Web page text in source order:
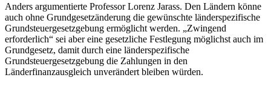
Anders argumentierte Professor Lorenz Jarass. Den Ländern könne
auch ohne Grundgesetzänderung die gewünschte länderspezifische
Grundsteuergesetzgebung ermöglicht werden. „Zwingend
erforderlich“ sei aber eine gesetzliche Festlegung möglichst auch im
Grundgesetz, damit durch eine länderspezifische
Grundsteuergesetzgebung die Zahlungen in den
Länderfinanzausgleich unverändert bleiben würden.